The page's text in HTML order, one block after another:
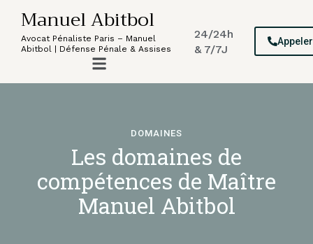
Manuel Abitbol
Avocat Pénaliste Paris – Manuel
Abitbol | Défense Pénale & Assises
24/24h
& 7/7J
Appeler
DOMAINES
Les domaines de
compétences de Maître
Manuel Abitbol